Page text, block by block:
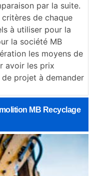
par la suite.
de chaque
à utiliser pour la
la société MB
les moyens de
avoir les prix
projet à demander
MB Recyclage